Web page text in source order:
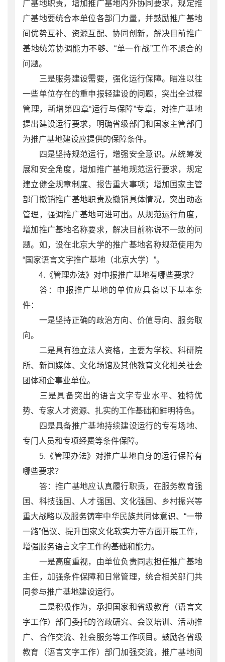
广基地职责，增加推广基地内外协同要求，规定推
广基地要统合本单位各部门力量，并鼓励推广基地
间优势互补、资源互配、协同创新，解决目前推广
基地统筹协调能力不够、“单一作战”工作不聚合的
问题。
三是服务建设需要，强化运行保障。瞄准以往
一些单位存在的重申报轻建设的问题，突出全过程
管理，新增第四章“运行与保障”专章，对推广基地
提出建设运行要求，明确省级部门和国家主管部门
为推广基地建设应提供的保障条件。
四是坚持规范运行，增强安全意识。从统筹发
展和安全角度，增加推广基地规范运行要求，规定
建立健全规章制度、报告重大事项；增加国家主管
部门撤销推广基地职责及撤销具体情况，突出动态
管理，强调推广基地可进可出。从规范运行角度，
增加推广基地名称要求，解决目前称说不一致的问
题。如，设在北京大学的推广基地名称规范使用为
“国家语言文字推广基地（北京大学）”。
4.《管理办法》对申报推广基地有哪些要求？
答：申报推广基地的单位应具备以下基本条
件：
一是坚持正确的政治方向、价值导向、服务取
向。
二是具有独立法人资格，主要为学校、科研院
所、新闻媒体、文化场馆及其他教育文化相关社会
团体和企事业单位。
三是具备突出的语言文字专业水平、独特优
势、专家人才资源、扎实的工作基础和鲜明特色。
四是具备推广基地持续建设运行的专有场地、
专门人员和专项经费等条件保障。
5.《管理办法》对推广基地自身的运行保障有
哪些要求？
答：推广基地应认真履行职责，在服务教育强
国、科技强国、人才强国、文化强国、乡村振兴等
重大战略以及服务铸牢中华民族共同体意识、“一带
一路”倡议、提升国家文化软实力等方面开展工作，
增强服务语言文字工作的基础和能力。
一是高度重视，由单位负责同志担任推广基地
主任，加强条件保障和日常管理，统合相关部门共
同参与推广基地建设运行。
二是积极作为，承担国家和省级教育（语言文
字工作）部门委托的咨政研究、会议培训、活动推
广、合作交流、社会服务等工作项目。鼓励各省级
教育（语言文字工作）部门加强交流，推广基地间